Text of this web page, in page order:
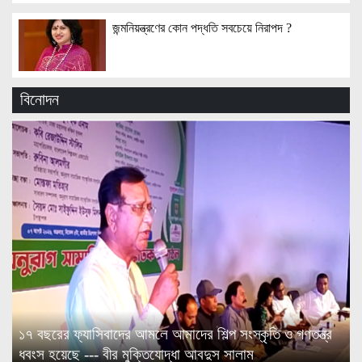
জন্মনিয়ন্ত্রণের কোন পদ্ধতি সবচেয়ে নিরাপদ ?
বিনোদন
১৭ বছরের ফ্যাসিবাদের আমলে আমাদের শিল্প সংস্কৃতি ও গণতন্ত্র
ধবংস হয়েছে --- বীর মুক্তিযোদ্ধা আবদুস সালাম